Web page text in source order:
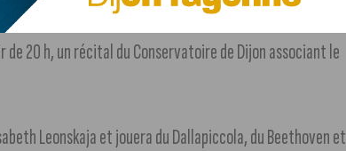
20 h, un récital du Conservatoire de Dijon associant le
Leonskaja et jouera du Dallapiccola, du Beethoven et